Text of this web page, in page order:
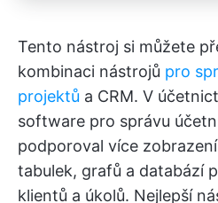
Tento nástroj si můžete
kombinaci nástrojů pro
projektů a CRM. V
software pro správu
podporoval více
tabulek, grafů a databází
klientů a úkolů. Nejlepší